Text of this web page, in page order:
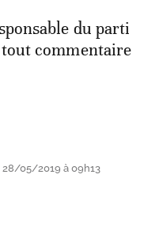
du parti
commentaire
28/05/2019 à 09h13